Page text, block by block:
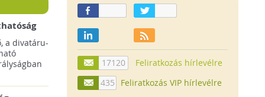
a divatáru-
17120
Feliratkozás hírlevélre
435
Feliratkozás VIP hírlevélre